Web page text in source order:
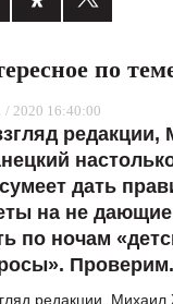
СТИЛЬ
КУЛЬТ
по
/ 2020 16:40:00
редакции,
дать
на не
по ночам
Проверим.
редакции, Михаил